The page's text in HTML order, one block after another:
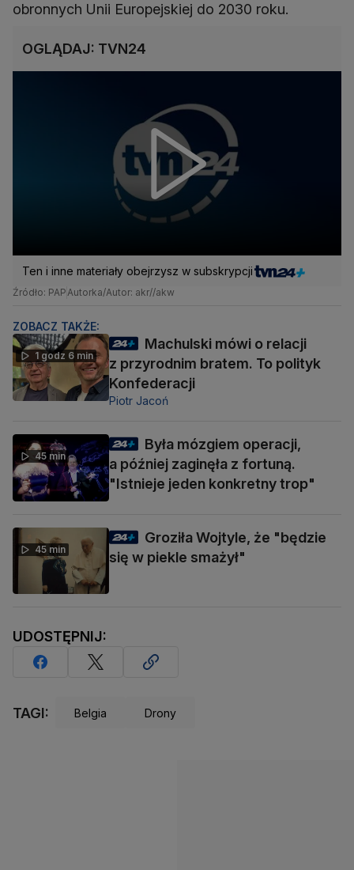
obronnych Unii Europejskiej do 2030 roku.
OGLĄDAJ: TVN24
Ten i inne materiały obejrzysz w subskrypcji
Źródło: PAPAutorka/Autor: akr//akw
ZOBACZ TAKŻE:
1 godz 6 min
Machulski mówi o relacji
z przyrodnim bratem. To polityk
Konfederacji
Piotr Jacoń
45 min
Była mózgiem operacji,
a później zaginęła z fortuną.
"Istnieje jeden konkretny trop"
45 min
Groziła Wojtyle, że "będzie
się w piekle smażył"
UDOSTĘPNIJ:
TAGI: Belgia Drony